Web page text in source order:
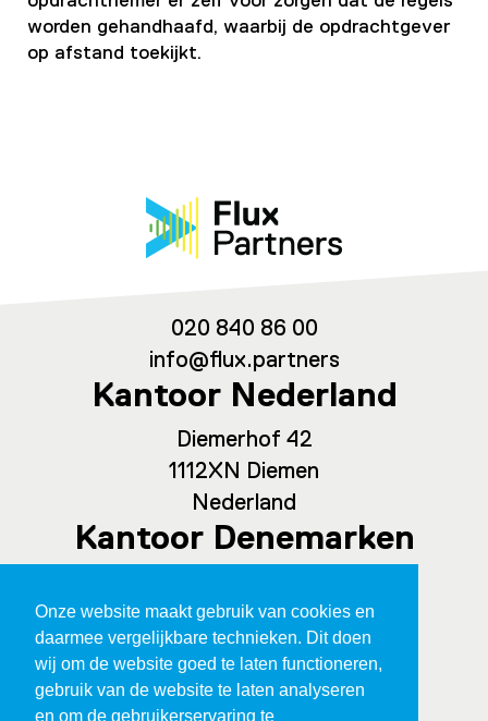
Onze website maakt gebruik van cookies en
daarmee vergelijkbare technieken. Dit doen
wij om de website goed te laten functioneren,
gebruik van de website te laten analyseren
en om de gebruikerservaring te
worden gehandhaafd, waarbij de opdrachtgever
op afstand toekijkt.
020 840 86 00
info@flux.partners
Kantoor Nederland
Diemerhof 42
1112XN Diemen
Nederland
Kantoor Denemarken
209
1760 Kopenhagen
Denemarken